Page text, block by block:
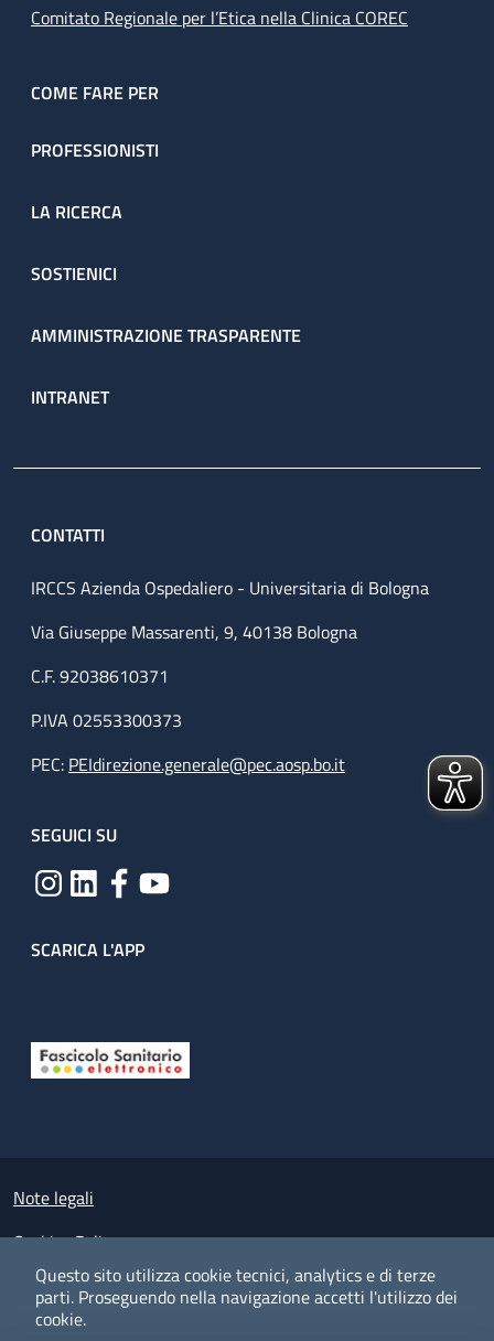
Questo sito utilizza cookie tecnici, analytics e di terze
parti. Proseguendo nella navigazione accetti l'utilizzo dei
cookie.
Comitato Regionale per l’Etica nella Clinica COREC
COME FARE PER
PROFESSIONISTI
LA RICERCA
SOSTIENICI
AMMINISTRAZIONE TRASPARENTE
INTRANET
CONTATTI
IRCCS Azienda Ospedaliero - Universitaria di Bologna
Via Giuseppe Massarenti, 9, 40138 Bologna
C.F. 92038610371
P.IVA 02553300373
PEC: PEIdirezione.generale@pec.aosp.bo.it
SEGUICI SU
SCARICA L'APP
Small prints
Note legali
Cookies Policy
Policy privacy e protezione del dato personale
Albo pretorio on-line